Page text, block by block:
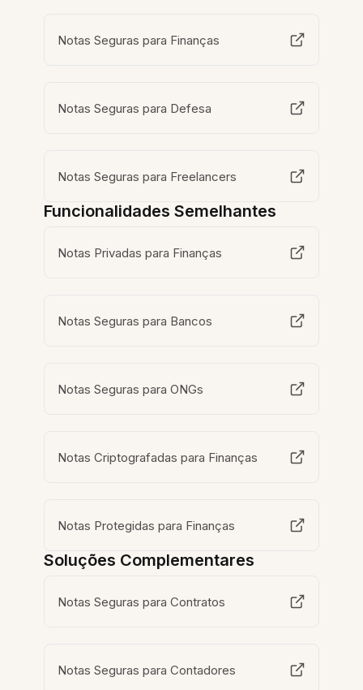
Notas Seguras para Finanças
Notas Seguras para Defesa
Notas Seguras para Freelancers
Funcionalidades Semelhantes
Notas Privadas para Finanças
Notas Seguras para Bancos
Notas Seguras para ONGs
Notas Criptografadas para Finanças
Notas Protegidas para Finanças
Soluções Complementares
Notas Seguras para Contratos
Notas Seguras para Contadores